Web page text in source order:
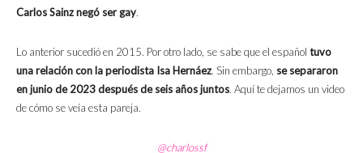
Carlos Sainz negó ser gay.
Lo anterior sucedió en 2015. Por otro lado, se sabe que el español tuvo
una relación con la periodista Isa Hernáez. Sin embargo, se separaron
en junio de 2023 después de seis años juntos. Aquí te dejamos un video
de cómo se veía esta pareja.
@charlossf